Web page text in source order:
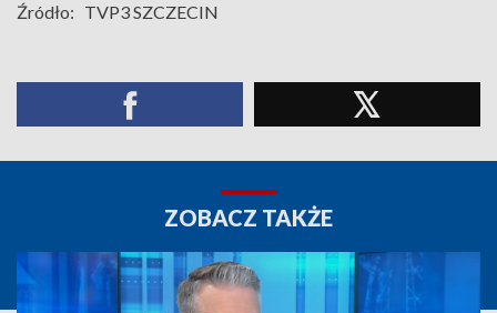
Źródło: TVP3 SZCZECIN
ZOBACZ TAKŻE